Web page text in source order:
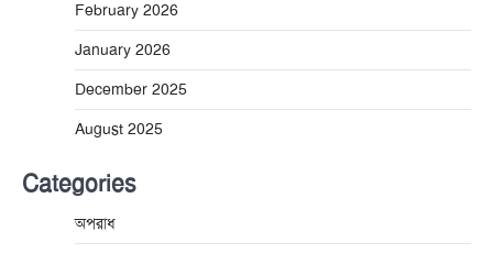
February 2026
January 2026
December 2025
August 2025
Categories
অপরাধ